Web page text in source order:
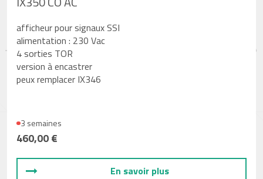
afficheur pour signaux SSI
alimentation : 230 Vac
4 sorties TOR
version à encastrer
peux remplacer IX346
3 semaines
460,00 €
En savoir plus